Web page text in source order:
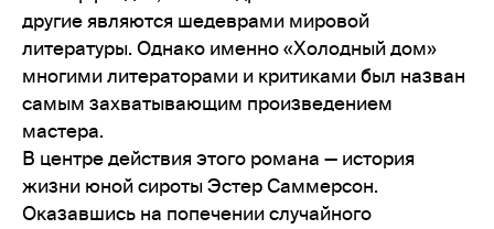
другие являются шедеврами мировой
литературы. Однако именно «Холодный дом»
многими литераторами и критиками был назван
самым захватывающим произведением
мастера.
В центре действия этого романа — история
жизни юной сироты Эстер Саммерсон.
Оказавшись на попечении случайного